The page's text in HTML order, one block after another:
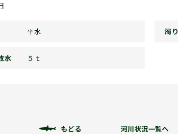
平水 濁り
水 ５ｔ
もどる 河川状況一覧へ